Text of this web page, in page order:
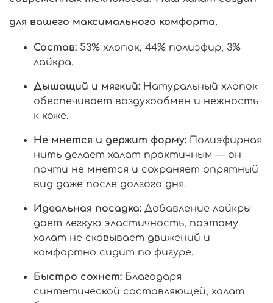
для вашего максимального комфорта.
Состав: 53% хлопок, 44% полиэфир, 3%
лайкра.
Дышащий и мягкий: Натуральный хлопок
обеспечивает воздухообмен и нежность
к коже.
Не мнется и держит форму: Полиэфирная
нить делает халат практичным — он
почти не мнется и сохраняет опрятный
вид даже после долгого дня.
Идеальная посадка: Добавление лайкры
дает легкую эластичность, поэтому
халат не сковывает движений и
комфортно сидит по фигуре.
Быстро сохнет: Благодаря
синтетической составляющей, халат